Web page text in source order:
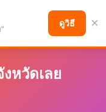
หวัดเลย
ดูวิธี ×